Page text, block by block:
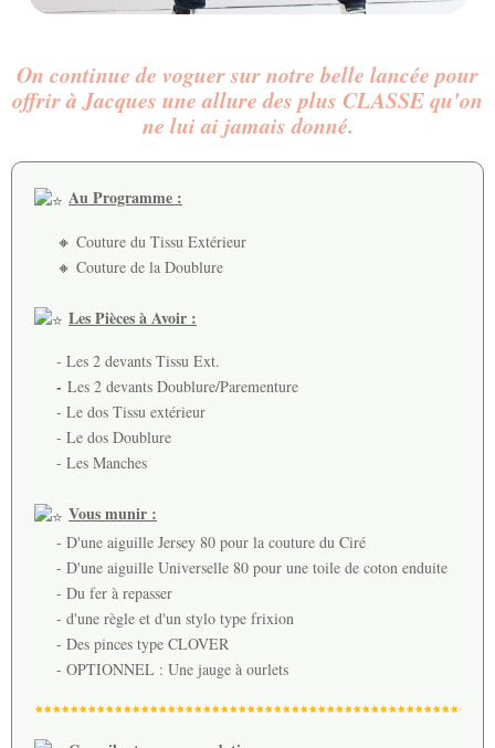
On continue de voguer sur notre belle lancée pour
offrir à Jacques une allure des plus CLASSE qu'on
ne lui ai jamais donné.
Au Programme :
🔸 Couture du Tissu Extérieur
🔸 Couture de la Doublure
Les Pièces à Avoir :
- Les 2 devants Tissu Ext.
- Les 2 devants Doublure/Parementure
- Le dos Tissu extérieur
- Le dos Doublure
- Les Manches
Vous munir :
- D'une aiguille Jersey 80 pour la couture du Ciré
- D'une aiguille Universelle 80 pour une toile de coton enduite
- Du fer à repasser
- d'une règle et d'un stylo type frixion
- Des pinces type CLOVER
- OPTIONNEL : Une jauge à ourlets